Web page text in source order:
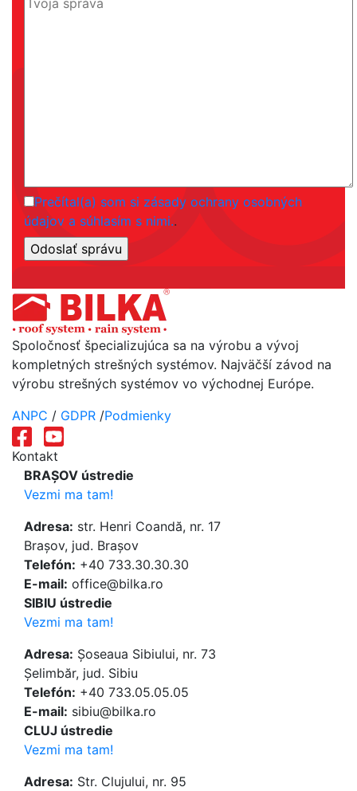
Prečítal(a) som si zásady ochrany osobných
údajov a súhlasím s nimi..
Spoločnosť špecializujúca sa na výrobu a vývoj
kompletných strešných systémov. Najväčší závod na
výrobu strešných systémov vo východnej Európe.
ANPC / GDPR /Podmienky
Kontakt
BRAȘOV ústredie
Vezmi ma tam!
Adresa: str. Henri Coandă, nr. 17
Brașov, jud. Brașov
Telefón: +40 733.30.30.30
E-mail: office@bilka.ro
SIBIU ústredie
Vezmi ma tam!
Adresa: Șoseaua Sibiului, nr. 73
Șelimbăr, jud. Sibiu
Telefón: +40 733.05.05.05
E-mail: sibiu@bilka.ro
CLUJ ústredie
Vezmi ma tam!
Adresa: Str. Clujului, nr. 95